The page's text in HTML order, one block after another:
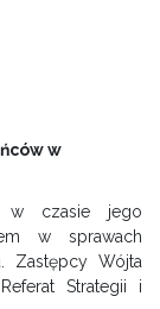
w
w czasie jego
w sprawach
Zastępcy Wójta
Strategii i